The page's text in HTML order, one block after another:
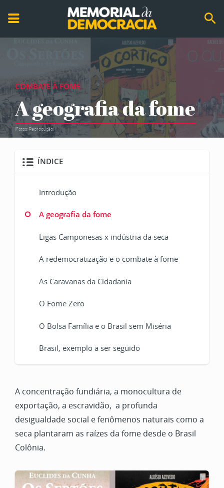
COMBATE À FOME
A geografia da fome
(Fotos: Reprodução)
ÍNDICE
Introdução
A geografia da fome
Ligas Camponesas x indústria da seca
A redemocratização e o combate à fome
As Caravanas da Cidadania
O Fome Zero
O Bolsa Família e o Brasil sem Miséria
Brasil, exemplo a ser seguido
A concentração fundiária, a monocultura de
exportação, a escravidão, a profunda
desigualdade social e fenômenos naturais como a
seca plantaram as raízes da fome desde o Brasil
Colônia.